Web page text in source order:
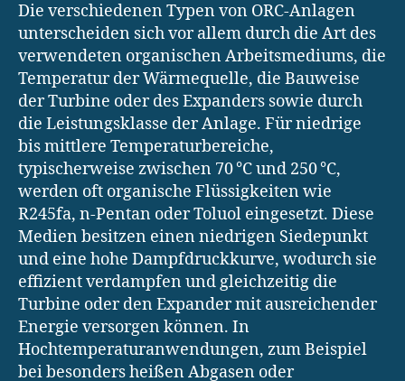
Die verschiedenen Typen von ORC-Anlagen
unterscheiden sich vor allem durch die Art des
verwendeten organischen Arbeitsmediums, die
Temperatur der Wärmequelle, die Bauweise
der Turbine oder des Expanders sowie durch
die Leistungsklasse der Anlage. Für niedrige
bis mittlere Temperaturbereiche,
typischerweise zwischen 70 °C und 250 °C,
werden oft organische Flüssigkeiten wie
R245fa, n-Pentan oder Toluol eingesetzt. Diese
Medien besitzen einen niedrigen Siedepunkt
und eine hohe Dampfdruckkurve, wodurch sie
effizient verdampfen und gleichzeitig die
Turbine oder den Expander mit ausreichender
Energie versorgen können. In
Hochtemperaturanwendungen, zum Beispiel
bei besonders heißen Abgasen oder